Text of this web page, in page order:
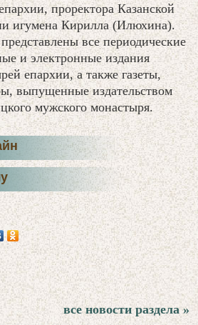
проректора Казанской
игумена Кирилла (Илюхина).
все периодические
и электронные издания
епархии, а также газеты,
выпущенные издательством
мужского монастыря.
все новости раздела »